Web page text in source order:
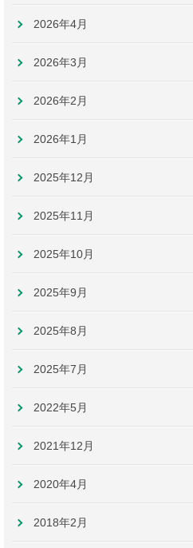
2026年4月
2026年3月
2026年2月
2026年1月
2025年12月
2025年11月
2025年10月
2025年9月
2025年8月
2025年7月
2022年5月
2021年12月
2020年4月
2018年2月